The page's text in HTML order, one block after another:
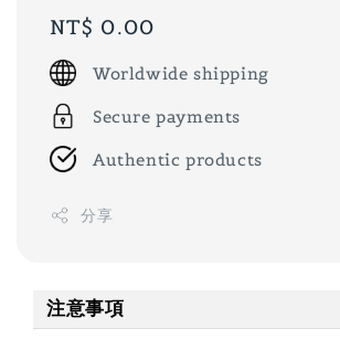
Regular
price
NT$ 0.00
Worldwide shipping
Secure payments
Authentic products
分享
注意事項